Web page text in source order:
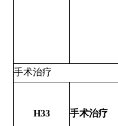
手术治疗
H33 手术治疗